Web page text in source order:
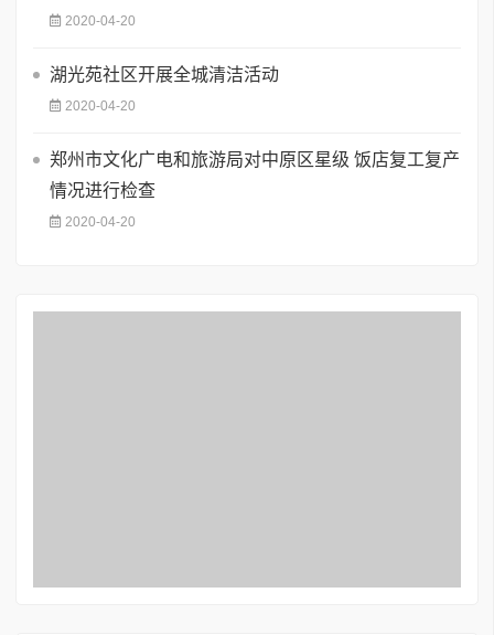
2020-04-20
湖光苑社区开展全城清洁活动
2020-04-20
郑州市文化广电和旅游局对中原区星级 饭店复工复产
情况进行检查
2020-04-20